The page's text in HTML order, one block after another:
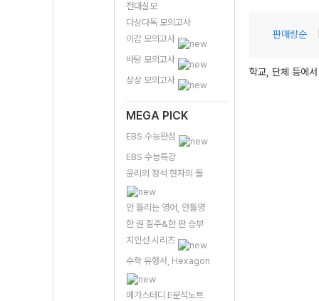
전대실모
다상다독 모의고사
이감 모의고사
바탕 모의고사
상상 모의고사
MEGA PICK
EBS 수능완성
EBS 수능특강
윤리의 정석 현자의 돌
안 틀리는 영어, 안틀영
한 권 질주&한 판 승부
지인선 시리즈
수학 유형서, Hexagon
메가스터디 E분석노트
판매량순
학교, 단체 등에